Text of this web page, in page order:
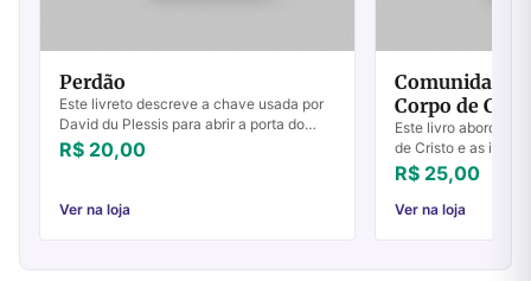
Perdão
Este livreto descreve a chave usada por
David du Plessis para abrir a porta do
poderoso avivamento da renovação
carismática. Esta chave foi o perdão que
R$ 20,00
Ver na loja
Comunidade,
Corpo de
Este livro aborda a
de Cristo e as
numa tentativa de
a distinção entre
R$ 25,00
Ver na loja